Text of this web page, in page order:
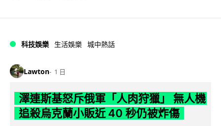
科技娛樂 生活娛樂 城中熱話
Lawton 1 日
澤連斯基怒斥俄軍「人肉狩獵」 無人機
追殺烏克蘭小販近 40 秒仍被炸傷